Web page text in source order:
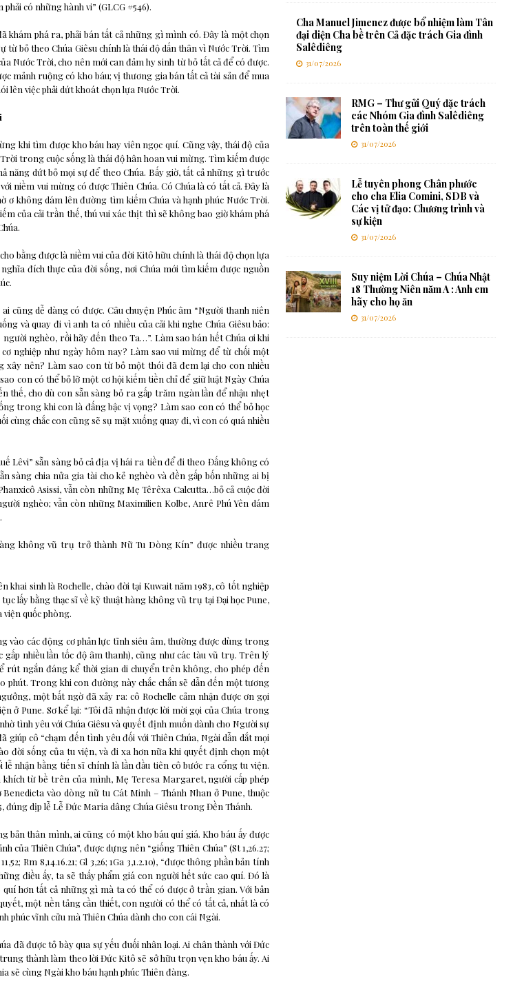
có những hành vi” (GLCG #546).
khám phá ra, phải bán tất cả những gì mình có. Đây là một chọn
từ bỏ theo Chúa Giêsu chính là thái độ dấn thân vì Nước Trời. Tìm
Nước Trời, cho nên mới can đảm hy sinh từ bỏ tất cả để có được.
mảnh ruộng có kho báu; vị thương gia bán tất cả tài sản để mua
lên việc phải dứt khoát chọn lựa Nước Trời.
khi tìm được kho báu hay viên ngọc quí. Cũng vậy, thái độ của
trong cuộc sống là thái độ hân hoan vui mừng. Tìm kiếm được
năng dứt bỏ mọi sự để theo Chúa. Bấy giờ, tất cả những gì trước
niềm vui mừng có được Thiên Chúa. Có Chúa là có tất cả. Đây là
ơ không dám lên đường tìm kiếm Chúa và hạnh phúc Nước Trời.
của cải trần thế, thú vui xác thịt thì sẽ không bao giờ khám phá
bằng được là niềm vui của đời Kitô hữu chính là thái độ chọn lựa
đích thực của đời sống, nơi Chúa mới tìm kiếm được nguồn
cũng dễ dàng có được. Câu chuyện Phúc âm “Người thanh niên
và quay đi vì anh ta có nhiều của cải khi nghe Chúa Giêsu bảo:
người nghèo, rồi hãy đến theo Ta…”. Làm sao bán hết Chúa ơi khi
nghiệp như ngày hôm nay? Làm sao vui mừng để từ chối một
nên? Làm sao con từ bỏ một thói đã đem lại cho con nhiều
con có thể bỏ lỡ một cơ hội kiếm tiền chỉ để giữ luật Ngày Chúa
thế, cho dù con sẵn sàng bỏ ra gấp trăm ngàn lần để nhậu nhẹt
trong khi con là đấng bậc vị vọng? Làm sao con có thể bỏ học
cùng chắc con cũng sẽ sụ mặt xuống quay đi, vì con có quá nhiều
Lêvi” sẵn sàng bỏ cả địa vị hái ra tiền để đi theo Đấng không có
sàng chia nửa gia tài cho kẻ nghèo và đền gấp bốn những ai bị
Asissi, vẫn còn những Mẹ Têrêxa Calcutta…bỏ cả cuộc đời
nghèo; vẫn còn những Maximilien Kolbe, Anrê Phú Yên dám
không vũ trụ trở thành Nữ Tu Dòng Kín” được nhiều trang
khai sinh là Rochelle, chào đời tại Kuwait năm 1983, cô tốt nghiệp
lấy bằng thạc sĩ về kỹ thuật hàng không vũ trụ tại Đại học Pune,
quốc phòng.
vào các động cơ phản lực tĩnh siêu âm, thường được dùng trong
gấp nhiều lần tốc độ âm thanh), cũng như các tàu vũ trụ. Trên lý
rút ngắn đáng kể thời gian di chuyển trên không, cho phép đến
Trong khi con đường này chắc chắn sẽ dẫn đến một tương
một bất ngờ đã xảy ra: cô Rochelle cảm nhận được ơn gọi
ở Pune. Sơ kể lại: “Tôi đã nhận được lời mời gọi của Chúa trong
tình yêu với Chúa Giêsu và quyết định muốn dành cho Người sự
giúp cô “chạm đến tình yêu đối với Thiên Chúa, Ngài dẫn dắt mọi
đời sống của tu viện, và đi xa hơn nữa khi quyết định chọn một
nhận bằng tiến sĩ chính là lần đầu tiên cô bước ra cổng tu viện.
khích từ bề trên của mình, Mẹ Teresa Margaret, người cấp phép
vào dòng nữ tu Cát Minh – Thánh Nhan ở Pune, thuộc
đúng dịp lễ Lễ Đức Maria dâng Chúa Giêsu trong Đền Thánh.
bản thân mình, ai cũng có một kho báu quí giá. Kho báu ấy được
của Thiên Chúa”, được dựng nên “giống Thiên Chúa” (St 1,26.27;
Rm 8,14.16.21; Gl 3,26; 1Ga 3,1.2.10), “được thông phần bản tính
điều ấy, ta sẽ thấy phẩm giá con người hết sức cao quí. Đó là
quí hơn tất cả những gì mà ta có thể có được ở trần gian. Với bản
một nền tảng cần thiết, con người có thể có tất cả, nhất là có
phúc vĩnh cửu mà Thiên Chúa dành cho con cái Ngài.
đã được tỏ bày qua sự yếu đuối nhân loại. Ai chân thành với Đức
thành làm theo lời Đức Kitô sẽ sở hữu trọn vẹn kho báu ấy. Ai
sẽ cùng Ngài kho báu hạnh phúc Thiên đàng.
Cha Manuel Jimenez được bổ nhiệm làm Tân
đại diện Cha bề trên Cả đặc trách Gia đình
Salêdiêng
31/07/2026
RMG – Thư gửi Quý đặc trách
các Nhóm Gia đình Salêdiêng
trên toàn thế giới
31/07/2026
Lễ tuyên phong Chân phước
cho cha Elia Comini, SDB và
Các vị tử đạo: Chương trình và
sự kiện
31/07/2026
Suy niệm Lời Chúa – Chúa Nhật
18 Thường Niên năm A : Anh em
hãy cho họ ăn
31/07/2026